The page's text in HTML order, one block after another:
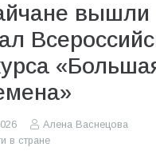
вышли
Алена Васнецова
в стране